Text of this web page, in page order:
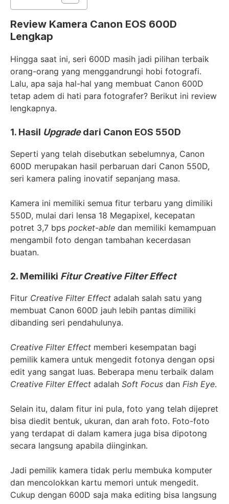
Review Kamera Canon EOS 600D
Lengkap
Hingga saat ini, seri 600D masih jadi pilihan terbaik
orang-orang yang menggandrungi hobi fotografi.
Lalu, apa saja hal-hal yang membuat Canon 600D
tetap adem di hati para fotografer? Berikut ini review
lengkapnya.
1. Hasil Upgradedari Canon EOS 550D
Seperti yang telah disebutkan sebelumnya, Canon
600D merupakan hasil perbaruan dari Canon 550D,
seri kamera paling inovatif sepanjang masa.
Kamera ini memiliki semua fitur terbaru yang dimiliki
550D, mulai dari lensa 18 Megapixel, kecepatan
potret 3,7 bps pocket-able dan memiliki kemampuan
mengambil foto dengan tambahan kecerdasan
buatan.
2. Memiliki Fitur Creative Filter Effect
Fitur Creative Filter Effect adalah salah satu yang
membuat Canon 600D jauh lebih pantas dimiliki
dibanding seri pendahulunya.
Creative Filter Effect memberi kesempatan bagi
pemilik kamera untuk mengedit fotonya dengan opsi
edit yang sangat luas. Beberapa menu terbaik dalam
Creative Filter Effect adalah Soft Focus dan Fish Eye.
Selain itu, dalam fitur ini pula, foto yang telah dijepret
bisa diedit bentuk, ukuran, dan arah foto. Foto-foto
yang terdapat di dalam kamera juga bisa dipotong
secara langsung apabila diinginkan.
Jadi pemilik kamera tidak perlu membuka komputer
dan mencolokkan kartu memori untuk mengedit.
Cukup dengan 600D saja maka editing bisa langsung